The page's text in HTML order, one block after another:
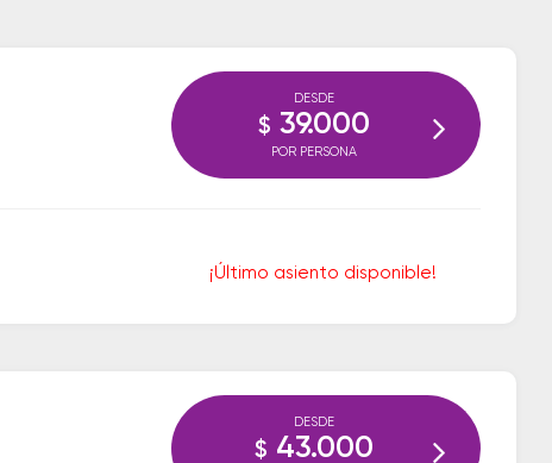
¡Último asiento disponible!
DESDE
$ 39.000
POR PERSONA
DESDE
$ 43.000